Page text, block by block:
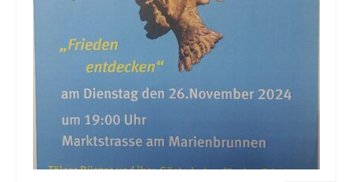
Christuskirche Bad Heilbrunn
Geschichte
Karte der Ortsteile
Dekanat Bad Tölz
Evang. Erwachsenenbildung Oberland
Evang.-Luth. Kirche in Bayern